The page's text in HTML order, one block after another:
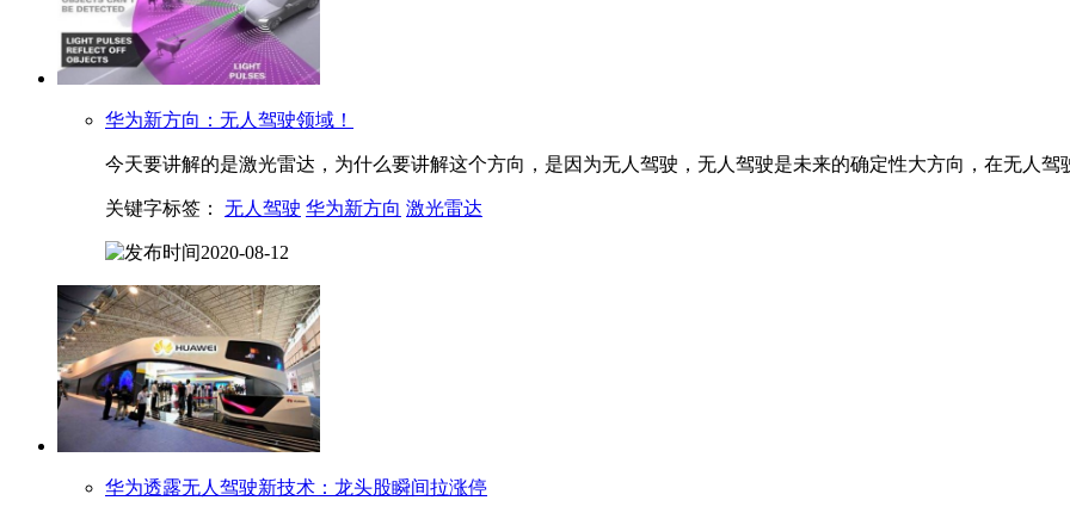
华为新方向：无人驾驶领域！
今天要讲解的是激光雷达，为什么要讲解这个方向，是因为无人驾驶，无人驾驶是未来的确定性大方向，在无人驾
关键字标签： 无人驾驶 华为新方向 激光雷达
2020-08-12
华为透露无人驾驶新技术：龙头股瞬间拉涨停